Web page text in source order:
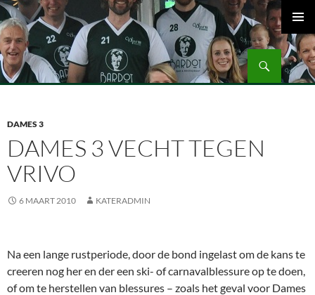
Ga
naar
de
inhoud
Volleybalvereniging Vips Bardot
Zoeken
MENU
DAMES 3
DAMES 3 VECHT TEGEN
VRIVO
6 MAART 2010 KATERADMIN
Na een lange rustperiode, door de bond ingelast om de kans te
creeren nog her en der een ski- of carnavalblessure op te doen,
of om te herstellen van blessures – zoals het geval voor Dames